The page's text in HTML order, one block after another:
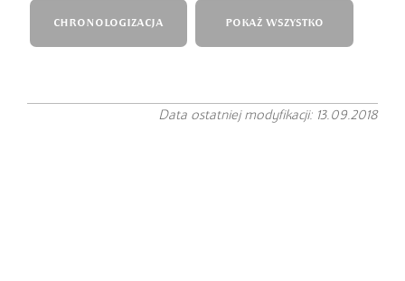
CHRONOLOGIZACJA POKAŻ WSZYSTKO
Data ostatniej modyfikacji: 13.09.2018